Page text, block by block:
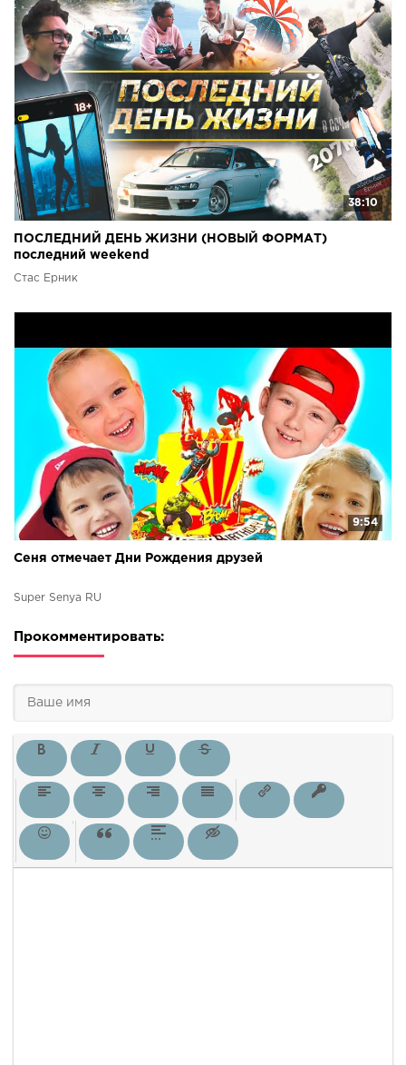
38:10
ПОСЛЕДНИЙ ДЕНЬ ЖИЗНИ (НОВЫЙ ФОРМАТ)
последний weekend
Стас Ёрник
9:54
Сеня отмечает Дни Рождения друзей
Super Senya RU
Прокомментировать: